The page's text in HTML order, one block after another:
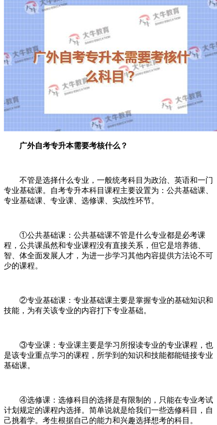
广外自考专升本需要考核什么？
不管是选择什么专业，一般统考科目为政治、英语和一门
专业基础课。自考专升本科目课程主要设置为：公共基础课、
专业基础课、专业课、选修课、实战性环节。
①公共基础课：公共基础课不管是什么专业都是必考课
程，公共课虽然和专业课程没有直接关系，但它是培养德、
智、体全面发展人才，为进一步学习其他内容提供方法论不可
少的课程。
②专业基础课：专业基础课主要是掌握专业的基础知识和
技能，为有关该专业的内容打下专业基础。
③专业课：专业课主要是学习所报读专业的专业课程，也
是该专业重点学习的课程，所学到的知识和技能都能链接专业
基础课。
④选修课：选修科目的选择是有限制的，只能在专业考试
计划规定的课程内选择。简单说就是给我们一些选修科目，自
己挑着学。考生根据自己的能力和兴趣选择想考的科目。